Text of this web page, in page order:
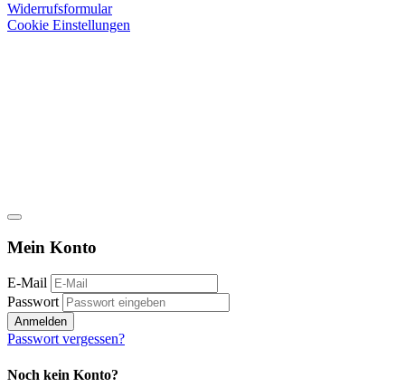
Widerrufsformular
Cookie Einstellungen
Mein Konto
E-Mail
Passwort
Anmelden
Passwort vergessen?
Noch kein Konto?